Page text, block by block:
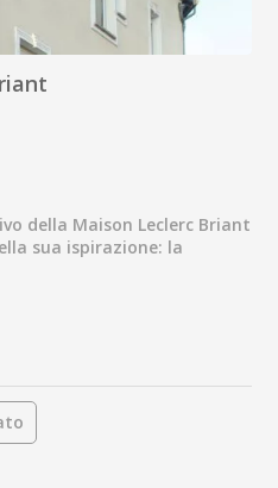
della Maison Leclerc Briant
sua ispirazione: la